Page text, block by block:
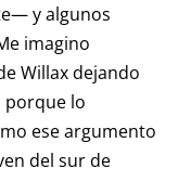
y algunos
imagino
Willax dejando
porque lo
ese argumento
del sur de